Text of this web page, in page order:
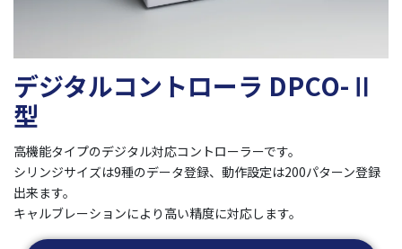
デジタルコントローラ DPCO-Ⅱ
型
高機能タイプのデジタル対応コントローラーです。
シリンジサイズは9種のデータ登録、動作設定は200パターン登録
出来ます。
キャルブレーションにより高い精度に対応します。